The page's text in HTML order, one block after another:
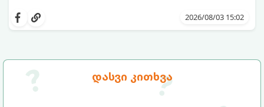
დასვი კითხვა
მომზადებაა - მოხარშვის გარეშე.
ბუნებრივ, კაშკაშა გემოს, არომატს და
2026/08/03 15:02